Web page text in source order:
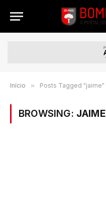
Início » Posts Tagged "jaime"
BROWSING: JAIME